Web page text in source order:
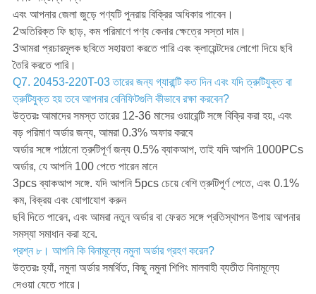
এবং আপনার জেলা জুড়ে পণ্যটি পুনরায় বিক্রির অধিকার পাবেন।
2অতিরিক্ত ফি ছাড়, কম পরিমাণে পণ্য কেনার ক্ষেত্রে সস্তা দাম।
3আমরা প্রচারমূলক ছবিতে সহায়তা করতে পারি এবং ক্লায়েন্টদের লোগো দিয়ে ছবি
তৈরি করতে পারি।
Q7. 20453-220T-03 তারের জন্য গ্যারান্টি কত দিন এবং যদি ত্রুটিযুক্ত বা
ত্রুটিযুক্ত হয় তবে আপনার বেনিফিটগুলি কীভাবে রক্ষা করবেন?
উত্তরঃ আমাদের সমস্ত তারের 12-36 মাসের ওয়ারেন্টি সঙ্গে বিক্রি করা হয়, এবং
বড় পরিমাণ অর্ডার জন্য, আমরা 0.3% অফার করবে
অর্ডার সঙ্গে পাঠানো ত্রুটিপূর্ণ জন্য 0.5% ব্যাকআপ, তাই যদি আপনি 1000PCs
অর্ডার, যে আপনি 100 পেতে পারেন মানে
3pcs ব্যাকআপ সঙ্গে. যদি আপনি 5pcs চেয়ে বেশি ত্রুটিপূর্ণ পেতে, এবং 0.1%
কম, বিক্রয় এবং যোগাযোগ করুন
ছবি দিতে পারেন, এবং আমরা নতুন অর্ডার বা ফেরত সঙ্গে প্রতিস্থাপন উপায় আপনার
সমস্যা সমাধান করা হবে.
প্রশ্ন ৮। আপনি কি বিনামূল্যে নমুনা অর্ডার গ্রহণ করেন?
উত্তরঃ হ্যাঁ, নমুনা অর্ডার সমর্থিত, কিছু নমুনা শিপিং মালবাহী ব্যতীত বিনামূল্যে
দেওয়া যেতে পারে।